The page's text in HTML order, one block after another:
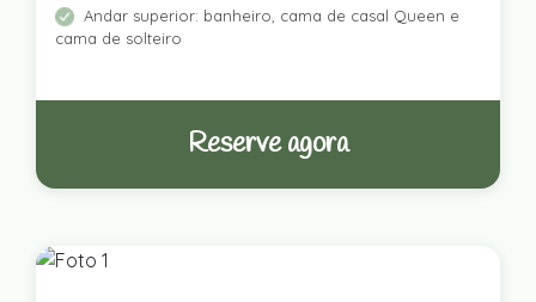
Andar superior: banheiro, cama de casal Queen e
cama de solteiro
Reserve agora